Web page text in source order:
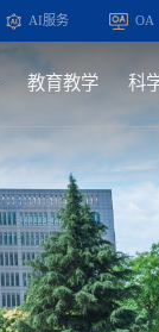
AI服务 OA
教育教学 科